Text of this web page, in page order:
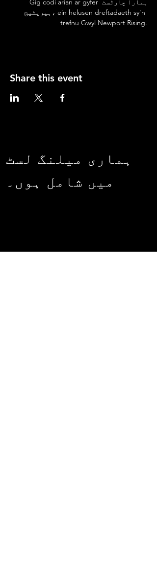
ہیریٹیج، ein helusen dreftadaeth sy'n
trefnu Gwyl Newport Rising.
Share this event
ہماری میلنگ لسٹ
میں شامل ہوں۔